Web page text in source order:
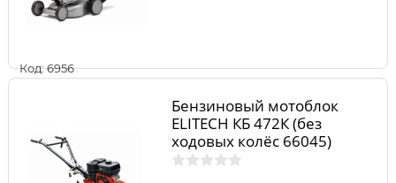
Код: 6956
Бензиновый мотоблок
ELITECH КБ 472К (без
ходовых колёс 66045)